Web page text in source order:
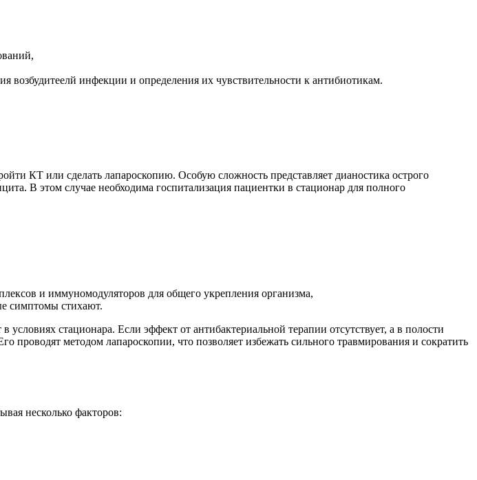
возбудитеелй инфекции и определения их чувствительности к антибиотикам.
КТ или сделать лапароскопию. Особую сложность представляет дианостика острого
В этом случае необходима госпитализация пациентки в стационар для полного
и иммуномодуляторов для общего укрепления организма,
симптомы стихают.
стационара. Если эффект от антибактериальной терапии отсутствует, а в полости
методом лапароскопии, что позволяет избежать сильного травмирования и сократить
несколько факторов: